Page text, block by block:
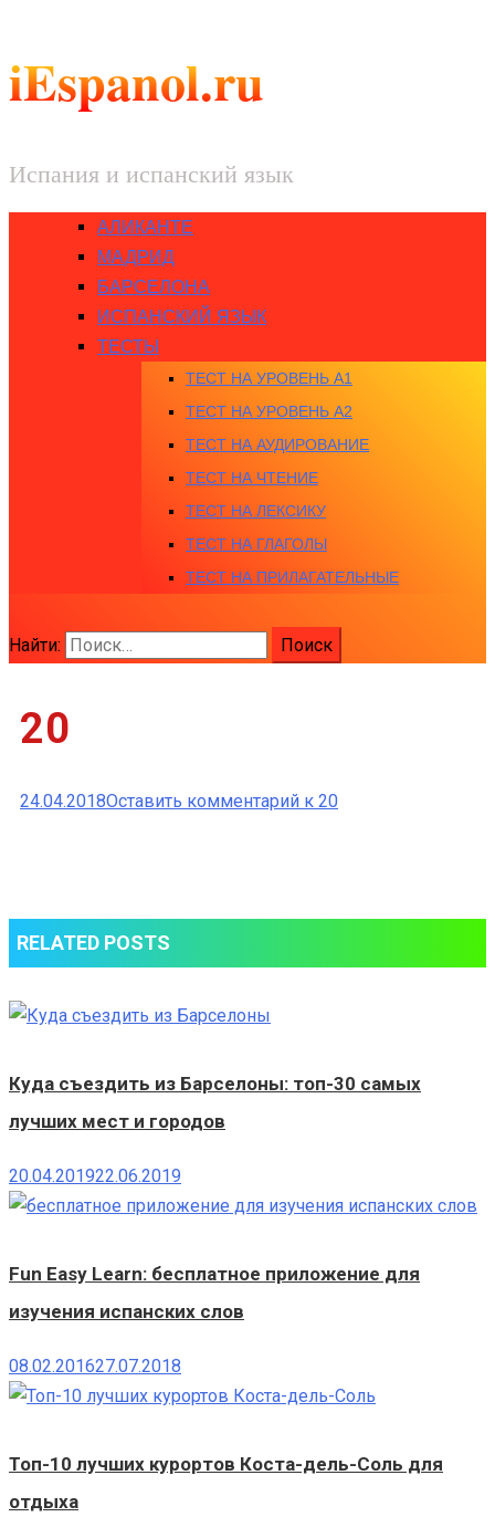
iEspanol.ru
Испания и испанский язык
АЛИКАНТЕ
МАДРИД
БАРСЕЛОНА
ИСПАНСКИЙ ЯЗЫК
ТЕСТЫ
ТЕСТ НА УРОВЕНЬ A1
ТЕСТ НА УРОВЕНЬ A2
ТЕСТ НА АУДИРОВАНИЕ
ТЕСТ НА ЧТЕНИЕ
ТЕСТ НА ЛЕКСИКУ
ТЕСТ НА ГЛАГОЛЫ
ТЕСТ НА ПРИЛАГАТЕЛЬНЫЕ
Найти:
20
24.04.2018Оставить комментарий к 20
RELATED POSTS
Куда съездить из Барселоны: топ-30 самых
лучших мест и городов
20.04.201922.06.2019
Fun Easy Learn: бесплатное приложение для
изучения испанских слов
08.02.201627.07.2018
Топ-10 лучших курортов Коста-дель-Соль для
отдыха